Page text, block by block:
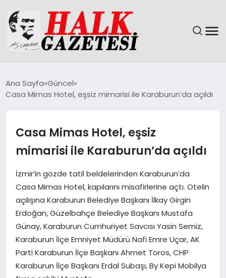
EĞITIM
EKONOMI
MAGAZIN
SAĞLIK
SIYASET
Ana Sayfa Güncel
Casa Mimas Hotel, eşsiz mimarisi ile Karaburun’da açıldı
Casa Mimas Hotel, eşsiz
mimarisi ile Karaburun’da açıldı
İzmir’in gözde tatil beldelerinden Karaburun’da
Casa Mimas Hotel, kapılarını misafirlerine açtı. Otelin
açılışına Karaburun Belediye Başkanı İlkay Girgin
Erdoğan, Güzelbahçe Belediye Başkanı Mustafa
Günay, Karaburun Cumhuriyet Savcısı Yasin Semiz,
Karaburun İlçe Emniyet Müdürü Nafi Emre Uçar, AK
Parti Karaburun İlçe Başkanı Ahmet Toros, CHP
Karaburun İlçe Başkanı Erdal Subaşı, By Kepi Mobilya